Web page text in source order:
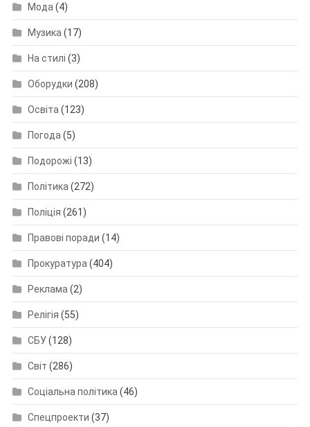
Мода (4)
Музика (17)
На стилі (3)
Оборудки (208)
Освіта (123)
Погода (5)
Подорожі (13)
Політика (272)
Поліція (261)
Правові поради (14)
Прокуратура (404)
Реклама (2)
Релігія (55)
СБУ(128)
Світ (286)
Соціальна політика (46)
Спецпроекти (37)